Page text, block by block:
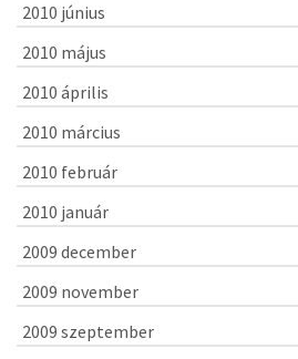
2010 június
2010 május
2010 április
2010 március
2010 február
2010 január
2009 december
2009 november
2009 szeptember